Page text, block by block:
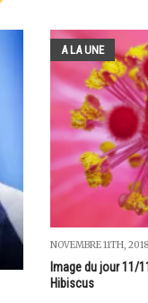
A LA UNE
NOVEMBRE 11TH, 2018
Image du jour 11/
Hibiscus